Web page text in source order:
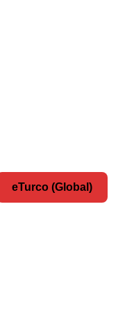
eTurco (Global)